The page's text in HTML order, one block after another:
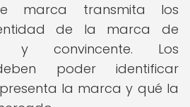
marca transmita los
de la marca de
y convincente. Los
poder identificar
la marca y qué la